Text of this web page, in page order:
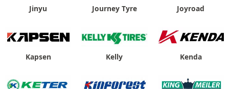
Jinyu Journey Tyre Joyroad
Kapsen Kelly Kenda